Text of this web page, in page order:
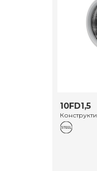
10FD1,5